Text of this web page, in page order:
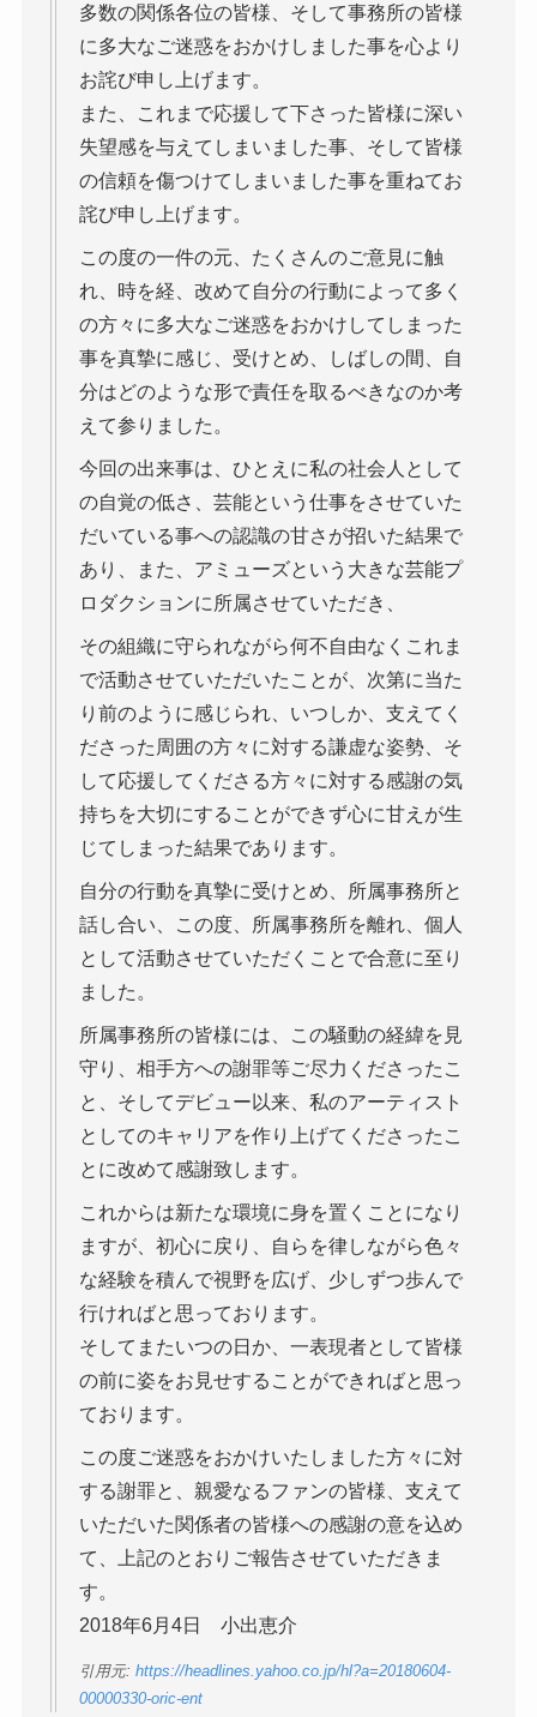
多数の関係各位の皆様、そして事務所の皆様
に多大なご迷惑をおかけしました事を心より
お詫び申し上げます。
また、これまで応援して下さった皆様に深い
失望感を与えてしまいました事、そして皆様
の信頼を傷つけてしまいました事を重ねてお
詫び申し上げます。
この度の一件の元、たくさんのご意見に触
れ、時を経、改めて自分の行動によって多く
の方々に多大なご迷惑をおかけしてしまった
事を真摯に感じ、受けとめ、しばしの間、自
分はどのような形で責任を取るべきなのか考
えて参りました。
今回の出来事は、ひとえに私の社会人として
の自覚の低さ、芸能という仕事をさせていた
だいている事への認識の甘さが招いた結果で
あり、また、アミューズという大きな芸能プ
ロダクションに所属させていただき、
その組織に守られながら何不自由なくこれま
で活動させていただいたことが、次第に当た
り前のように感じられ、いつしか、支えてく
ださった周囲の方々に対する謙虚な姿勢、そ
して応援してくださる方々に対する感謝の気
持ちを大切にすることができず心に甘えが生
じてしまった結果であります。
自分の行動を真摯に受けとめ、所属事務所と
話し合い、この度、所属事務所を離れ、個人
として活動させていただくことで合意に至り
ました。
所属事務所の皆様には、この騒動の経緯を見
守り、相手方への謝罪等ご尽力くださったこ
と、そしてデビュー以来、私のアーティスト
としてのキャリアを作り上げてくださったこ
とに改めて感謝致します。
これからは新たな環境に身を置くことになり
ますが、初心に戻り、自らを律しながら色々
な経験を積んで視野を広げ、少しずつ歩んで
行ければと思っております。
そしてまたいつの日か、一表現者として皆様
の前に姿をお見せすることができればと思っ
ております。
この度ご迷惑をおかけいたしました方々に対
する謝罪と、親愛なるファンの皆様、支えて
いただいた関係者の皆様への感謝の意を込め
て、上記のとおりご報告させていただきま
す。
2018年6月4日 小出恵介
引用元: https://headlines.yahoo.co.jp/hl?a=20180604-
00000330-oric-ent